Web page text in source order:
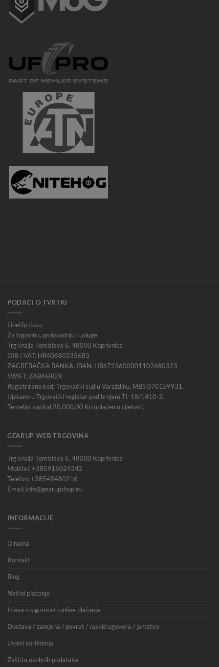
PODACI O TVRTKI
LineUp d.o.o.
Za trgovinu, proizvodnju i usluge
Trg kralja Tomislava 6, 48000 Koprivnica
OIB / VAT: HR40680335683
ZAGREBAČKA BANKA: IBAN: HR6723600001102680323
SWIFT: ZABAHR2X
Registrirano kod: Trgovački sud u Varaždinu, MBS 070159931.
Upisano u Trgovački registar pod brojem Tt-18/1410-2.
Temeljni kapital 20.000,00 Kn uplaćen u cijelosti.
GEARUP WEB TRGOVINA
Trg kralja Tomislava 6, 48000 Koprivnica
Mobitel: +385916029342
Telefon: +38548480216
Email: info@gearupshop.eu
INFORMACIJE
O nama
Kontakt
Blog
Načini plaćanja
Izjava o sigurnosti online plaćanja
Dostava / zamjena / povrat / raskid ugovora / jamstvo
Uvjeti korištenja
Zaštita osobnih podataka